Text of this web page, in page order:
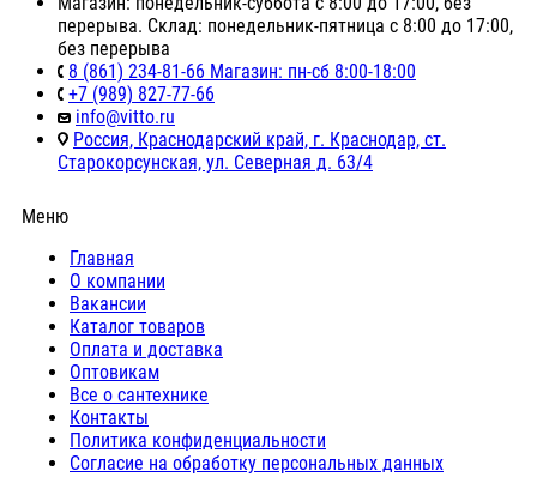
перерыва. Склад: понедельник-пятница с 8:00 до 17:00,
без перерыва
8 (861) 234-81-66 Магазин: пн-сб 8:00-18:00
+7 (989) 827-77-66
info@vitto.ru
Россия, Краснодарский край, г. Краснодар, ст.
Старокорсунская, ул. Северная д. 63/4
Меню
Главная
О компании
Вакансии
Каталог товаров
Оплата и доставка
Оптовикам
Все о сантехнике
Контакты
Политика конфиденциальности
Согласие на обработку персональных данных